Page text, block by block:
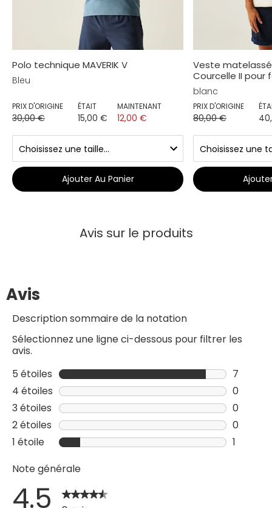
Polo technique MAVERIK V
Bleu
PRIX D'ORIGINE
30,00 €
ÉTAIT
15,00 €
MAINTENANT
12,00 €
Ajouter Au Panier
Veste
Courcelle II pour
blanc
PRIX D'ORIGINE
80,00 €
Avis sur le produits